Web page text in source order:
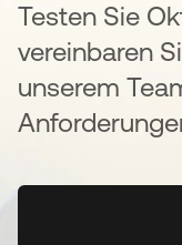
Testen Sie
vereinbaren
unserem